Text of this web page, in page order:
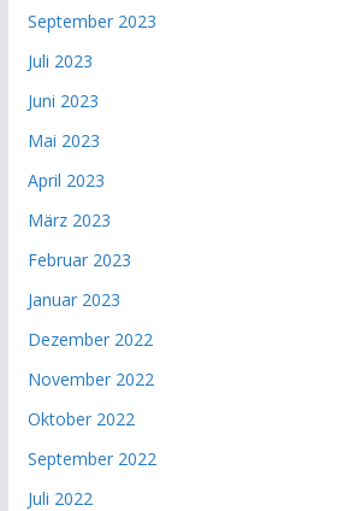
September 2023
Juli 2023
Juni 2023
Mai 2023
April 2023
März 2023
Februar 2023
Januar 2023
Dezember 2022
November 2022
Oktober 2022
September 2022
Juli 2022